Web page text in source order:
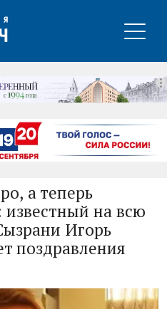
а теперь
известный на всю
Игорь
поздравления